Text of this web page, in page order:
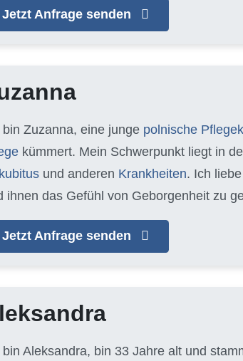
Jetzt Anfrage senden
bin Zuzanna, eine junge polnische
kümmert. Mein Schwerpunkt liegt in
und anderen Krankheiten. Ich
ihnen das Gefühl von Geborgenheit zu
Jetzt Anfrage senden
bin Aleksandra, bin 33 Jahre alt und